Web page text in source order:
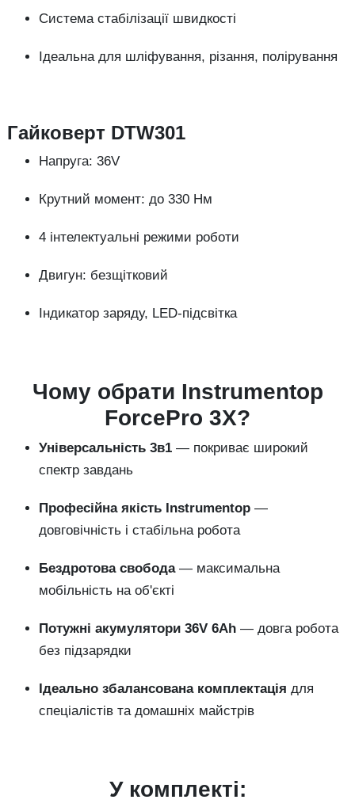
Система стабілізації швидкості
Ідеальна для шліфування, різання, полірування
Гайковерт DTW301
Напруга: 36V
Крутний момент: до 330 Нм
4 інтелектуальні режими роботи
Двигун: безщітковий
Індикатор заряду, LED-підсвітка
Чому обрати Instrumentop
ForcePro 3X?
Універсальність 3в1 — покриває широкий
спектр завдань
Професійна якість Instrumentop —
довговічність і стабільна робота
Бездротова свобода— максимальна
мобільність на об'єкті
Потужні акумулятори 36V 6Ah — довга робота
без підзарядки
Ідеально збалансована комплектація для
спеціалістів та домашніх майстрів
У комплекті: